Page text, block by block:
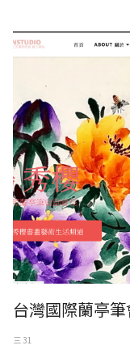
台灣國際蘭亭筆會副會
台灣國際蘭亭
三 31